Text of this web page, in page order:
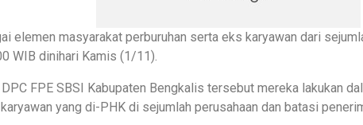
elemen masyarakat perburuhan serta eks karyawan dari
WIB dinihari Kamis (1/11).
FPE SBSI Kabupaten Bengkalis tersebut mereka lakukan
yang di-PHK di sejumlah perusahaan dan batasi